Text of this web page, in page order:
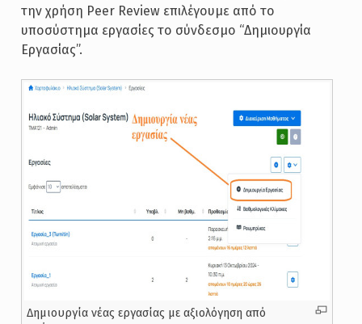
την χρήση Peer Review επιλέγουμε από το
υποσύστημα εργασίες το σύνδεσμο “Δημιουργία
Εργασίας”.
Δημιουργία νέας εργασίας με αξιολόγηση από